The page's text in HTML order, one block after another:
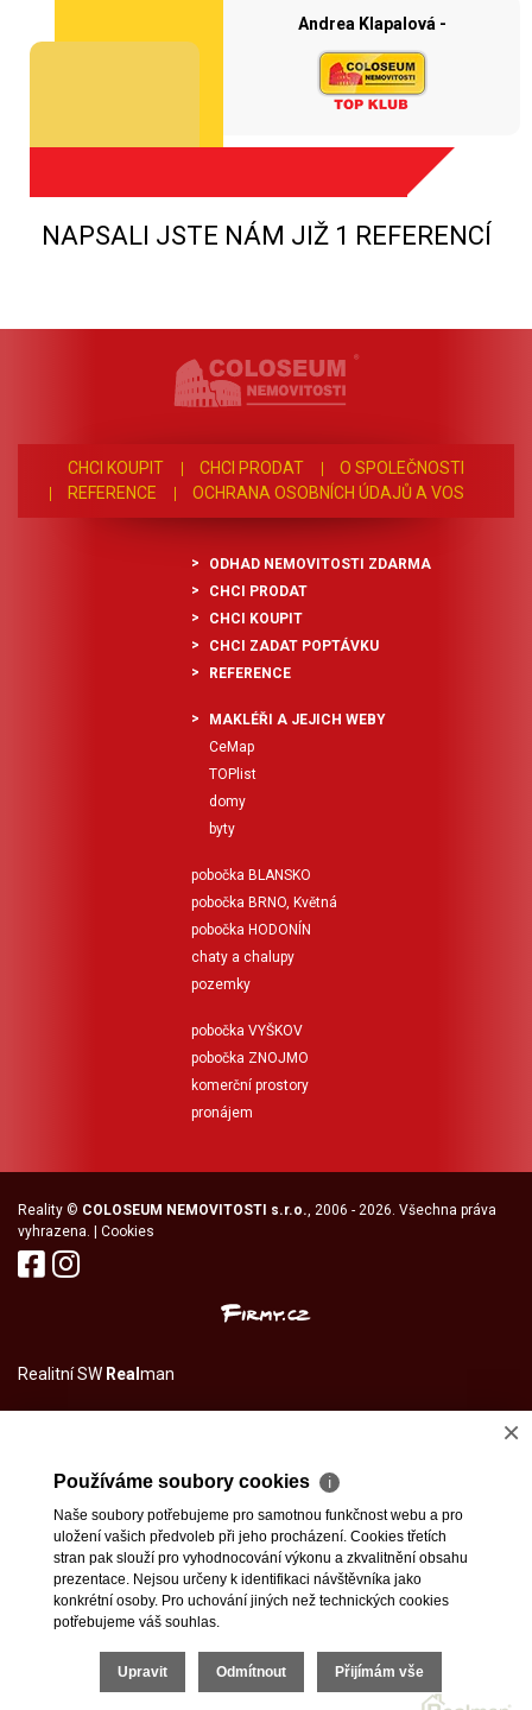
Andrea Klapalová -
NAPSALI JSTE NÁM JIŽ 1 REFERENCÍ
CHCI KOUPIT CHCI PRODAT
O SPOLEČNOSTI
REFERENCE
OCHRANA OSOBNÍCH ÚDAJŮ A VOS
ODHAD NEMOVITOSTI ZDARMA
CHCI PRODAT
CHCI KOUPIT
CHCI ZADAT POPTÁVKU
REFERENCE
MAKLÉŘI A JEJICH WEBY
CeMap
TOPlist
domy
byty
pobočka BLANSKO
pobočka BRNO, Květná
pobočka HODONÍN
chaty a chalupy
pozemky
pobočka VYŠKOV
pobočka ZNOJMO
komerční prostory
pronájem
Reality © COLOSEUM NEMOVITOSTI s.r.o., 2006 - 2026. Všechna práva
vyhrazena. | Cookies
Realitní SW Real man
×
Používáme soubory cookies ℹ
Naše soubory potřebujeme pro samotnou funkčnost webu a pro
uložení vašich předvoleb při jeho procházení. Cookies třetích
stran pak slouží pro vyhodnocování výkonu a zkvalitnění obsahu
prezentace. Nejsou určeny k identifikaci návštěvníka jako
konkrétní osoby. Pro uchování jiných než technických cookies
potřebujeme váš souhlas.
Upravit Odmítnout Přijímám vše